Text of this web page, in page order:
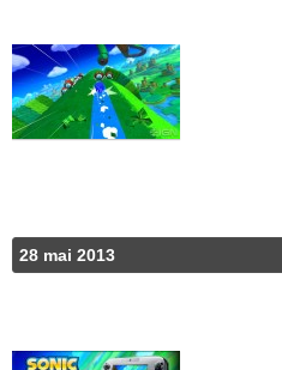
28 mai 2013